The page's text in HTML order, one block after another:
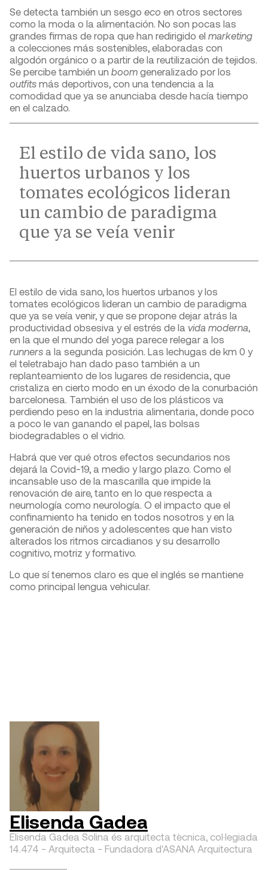
Se detecta también un sesgo eco en otros sectores
como la moda o la alimentación. No son pocas las
grandes firmas de ropa que han redirigido el marketing
a colecciones más sostenibles, elaboradas con
algodón orgánico o a partir de la reutilización de tejidos.
Se percibe también un boom generalizado por los
outfits más deportivos, con una tendencia a la
comodidad que ya se anunciaba desde hacía tiempo
en el calzado.
El estilo de vida sano, los
huertos urbanos y los
tomates ecológicos lideran
un cambio de paradigma
que ya se veía venir
El estilo de vida sano, los huertos urbanos y los
tomates ecológicos lideran un cambio de paradigma
que ya se veía venir, y que se propone dejar atrás la
productividad obsesiva y el estrés de la vida moderna
en la que el mundo del yoga parece relegar a los
runners a la segunda posición. Las lechugas de km 0 y
el teletrabajo han dado paso también a un
replanteamiento de los lugares de residencia, que
cristaliza en cierto modo en un éxodo de la conurbación
barcelonesa. También el uso de los plásticos va
perdiendo peso en la industria alimentaria, donde poco
a poco le van ganando el papel, las bolsas
biodegradables o el vidrio.
Habrá que ver qué otros efectos secundarios nos
dejará la Covid-19, a medio y largo plazo. Como el
incansable uso de la mascarilla que impide la
renovación de aire, tanto en lo que respecta a
neumología como neurología. O el impacto que el
confinamiento ha tenido en todos nosotros y en la
generación de niños y adolescentes que han visto
alterados los ritmos circadianos y su desarrollo
cognitivo, motriz y formativo.
Lo que sí tenemos claro es que el inglés se mantiene
como principal lengua vehicular.
Elisenda Gadea
Elisenda Gadea Solina és arquitecta tècnica, col·legiada
14.474 - Arquitecta - Fundadora d'ASANA Arquitectura